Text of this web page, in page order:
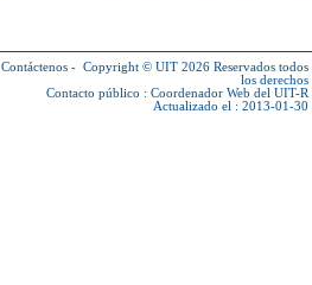
Contáctenos - Copyright © UIT 2026 Reservados todos
los derechos
Contacto público : Coordenador Web del UIT-R
Actualizado el : 2013-01-30